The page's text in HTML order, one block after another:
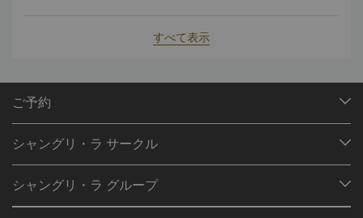
すべて表示
ご予約
ご予約の検索
レストラン＆バー
シャングリ・ラ サークル
シャングリ・ラ サークルに入会
シャングリ・ラ グループ